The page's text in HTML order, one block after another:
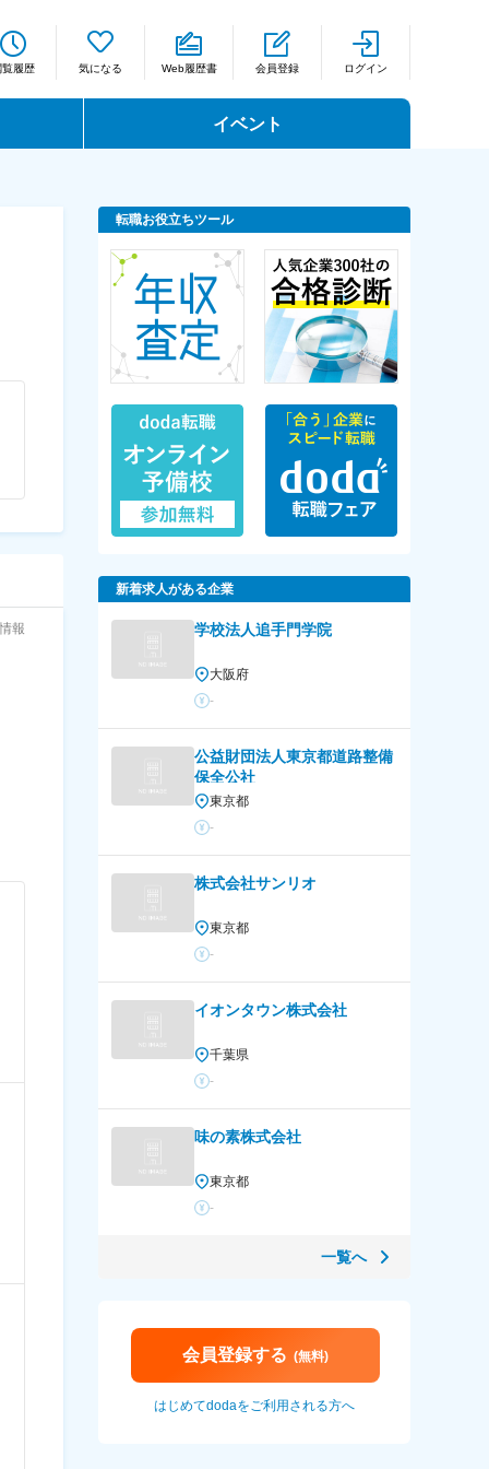
覧履歴 気になる Web履歴書 会員登録 ログイン
イベント
報
転職お役立ちツール
新着求人がある企業
学校法人追手門学院
大阪府
-
公益財団法人東京都道路整備
保全公社
東京都
-
株式会社サンリオ
東京都
-
イオンタウン株式会社
千葉県
-
味の素株式会社
東京都
-
一覧へ
会員登録する (無料)
はじめてdodaをご利用される方へ